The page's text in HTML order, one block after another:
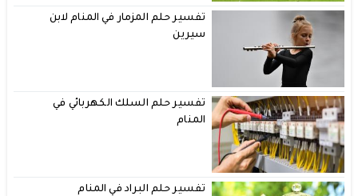
تفسير حلم المزمار في المنام لابن
سيرين
تفسير حلم السلك الكهربائي في
المنام
تفسير حلم البراد في المنام